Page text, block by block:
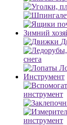
Зимний
снега
Инструмент
инструмент
инструмент